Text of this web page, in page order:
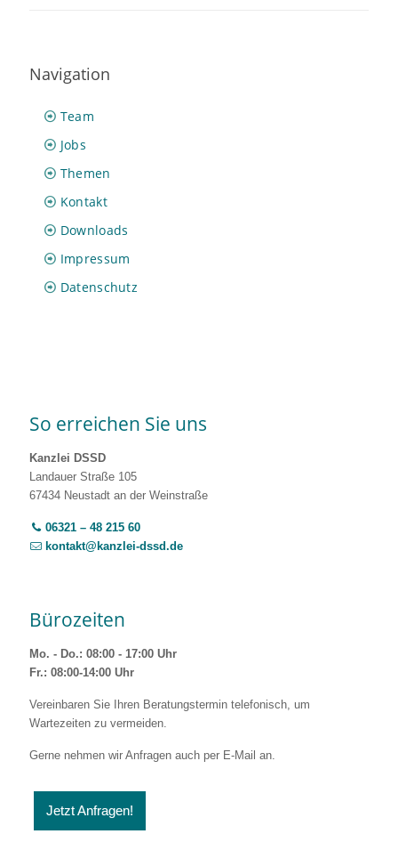
Navigation
Team
Jobs
Themen
Kontakt
Downloads
Impressum
Datenschutz
So erreichen Sie uns
Kanzlei DSSD
Landauer Straße 105
67434 Neustadt an der Weinstraße
06321 – 48 215 60
kontakt@kanzlei-dssd.de
Bürozeiten
Mo. - Do.: 08:00 - 17:00 Uhr
Fr.: 08:00-14:00 Uhr
Vereinbaren Sie Ihren Beratungstermin telefonisch, um
Wartezeiten zu vermeiden.
Gerne nehmen wir Anfragen auch per E-Mail an.
Jetzt Anfragen!